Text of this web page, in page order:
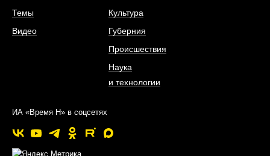
Темы
Видео
Культура
Губерния
Происшествия
Наука
и технологии
ИА «Время Н» в соцсетях